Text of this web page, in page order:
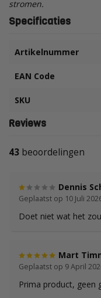
stromen.
Specificaties
Artikelnummer
EAN Code
SKU
Reviews
43 beoordelingen
Dennis
Geplaatst op 10 Juli
Doet niet wat het
Mart
Geplaatst op 9 April
Prima product, geen